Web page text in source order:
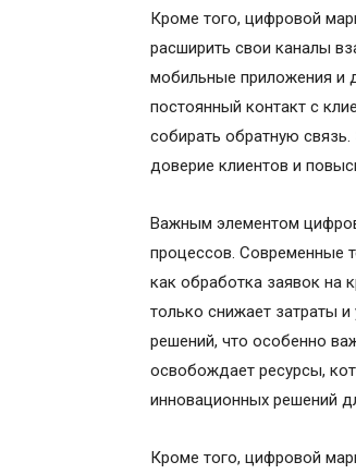
Кроме того, цифровой
расширить свои каналы
мобильные приложения и
постоянный контакт с
собирать обратную
доверие клиентов и
Важным элементом
процессов. Современные
как обработка заявок на
только снижает затраты
решений, что особенно
освобождает ресурсы,
инновационных решений
Кроме того, цифровой